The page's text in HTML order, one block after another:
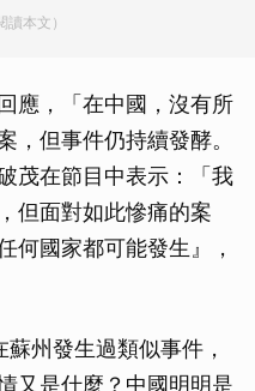
本文）
應，「在中國，沒有所
，但事件仍持續發酵。
茂在節目中表示：「我
但面對如此慘痛的案
何國家都可能發生』，
州發生過類似事件，
又是什麼？中國明明是